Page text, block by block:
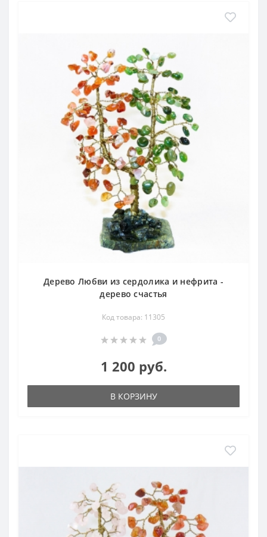
Дерево Любви из сердолика и нефрита -
дерево счастья
Код товара: 11305
0
1 200 руб.
В КОРЗИНУ